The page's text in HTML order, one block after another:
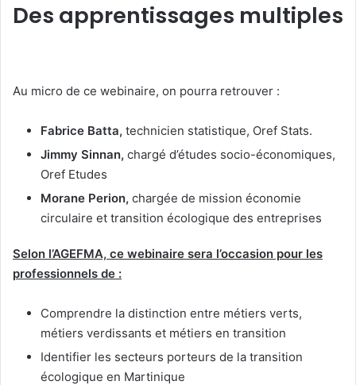
Des apprentissages multiples
Au micro de ce webinaire, on pourra retrouver :
Fabrice Batta, technicien statistique, Oref Stats.
Jimmy Sinnan, chargé d’études socio-économiques,
Oref Etudes
Morane Perion, chargée de mission économie
circulaire et transition écologique des entreprises
Selon l’AGEFMA, ce webinaire sera l’occasion pour les
professionnels de :
Comprendre la distinction entre métiers verts,
métiers verdissants et métiers en transition
Identifier les secteurs porteurs de la transition
écologique en Martinique